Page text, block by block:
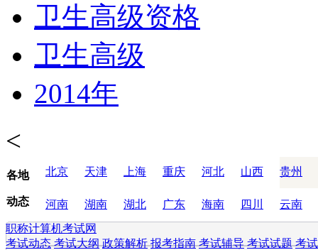
卫生高级资格
卫生高级
2014年
<
各地
动态
北京 天津 上海 重庆 河北 山西 贵州
河南 湖南 湖北 广东 海南 四川
云南
职称计算机考试网
考试动态 考试大纲 政策解析 报考指南 考试辅导 考试试题 考